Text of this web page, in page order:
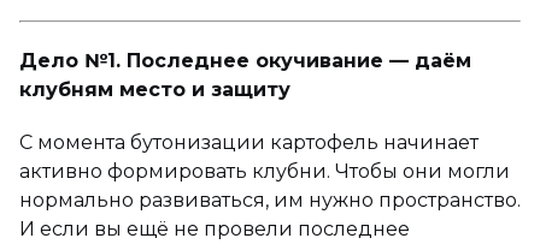
Дело №1. Последнее окучивание — даём
клубням место и защиту
С момента бутонизации картофель начинает
активно формировать клубни. Чтобы они могли
нормально развиваться, им нужно пространство.
И если вы ещё не провели последнее